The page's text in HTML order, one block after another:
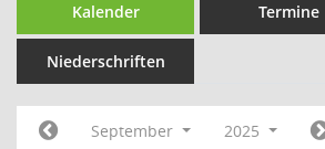
Kalender Termine
Niederschriften
September 2025